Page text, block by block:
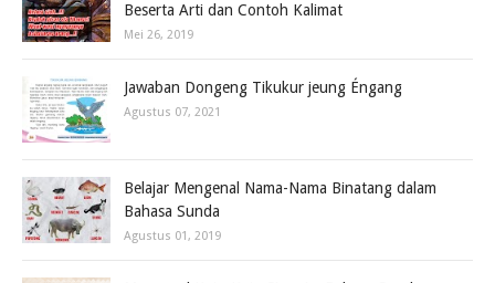
Beserta Arti dan Contoh Kalimat
Mei 26, 2019
Jawaban Dongeng Tikukur jeung Éngang
Agustus 07, 2021
Belajar Mengenal Nama-Nama Binatang dalam
Bahasa Sunda
Agustus 01, 2019